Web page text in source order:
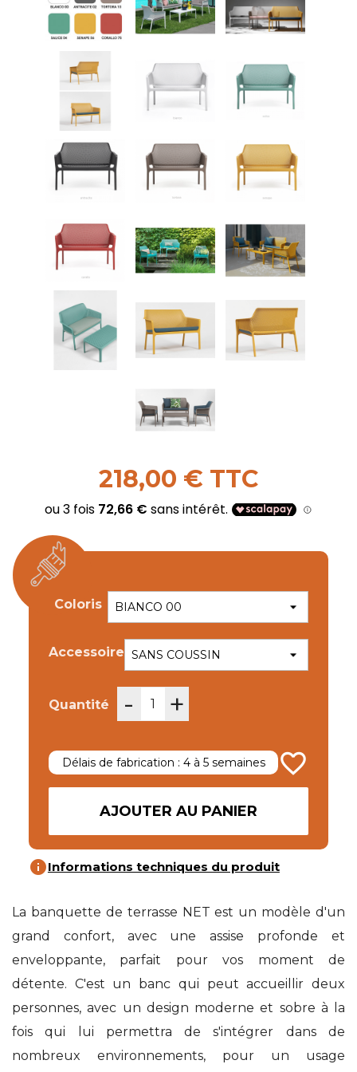
218,00 € TTC
Coloris
Accessoire
Quantité - +
Délais de fabrication : 4 à 5 semaines favorite_border
AJOUTER AU PANIER
infoInformations techniques du produit
La banquette de terrasse NET est un modèle d'un
grand confort, avec une assise profonde et
enveloppante, parfait pour vos moment de
détente. C'est un banc qui peut accueillir deux
personnes, avec un design moderne et sobre à la
fois qui lui permettra de s'intégrer dans de
nombreux environnements, pour un usage